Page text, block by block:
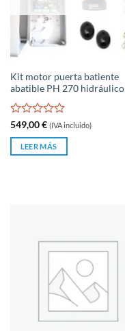
Kit motor puerta batiente
abatible PH 270 hidráulico
Valorado
con
de
549,00€ (IVA incluido)
LEER MÁS